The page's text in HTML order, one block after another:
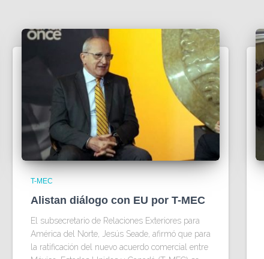
T-MEC
Alistan diálogo con EU por T-MEC
El subsecretario de Relaciones Exteriores para
América del Norte, Jesús Seade, afirmó que para
la ratificación del nuevo acuerdo comercial entre